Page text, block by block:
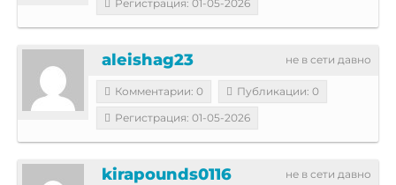
Регистрация: 01-05-2026
не в сети давно
aleishag23
Комментарии: 0
Публикации: 0
Регистрация: 01-05-2026
не в сети давно
kirapounds0116